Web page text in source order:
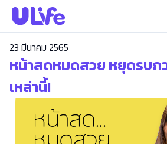
23 มีนาคม 2565
หน้าสดหมดสวย หยุดรบ
เหล่านี้!